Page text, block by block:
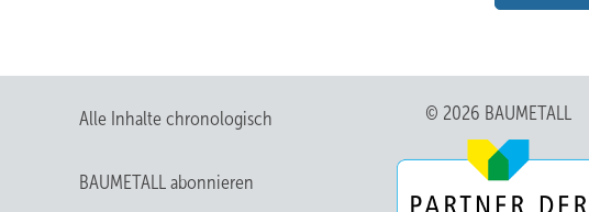
Alle Inhalte chronologisch
BAUMETALL abonnieren
© 2026 BAUMETALL